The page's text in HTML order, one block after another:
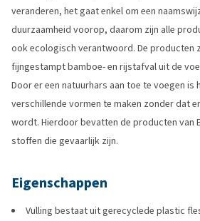
veranderen, het gaat enkel om een
duurzaamheid voorop, daarom zijn alle
ook ecologisch verantwoord. De producten
fijngestampt bamboe- en rijstafval uit de
Door er een natuurhars aan toe te voegen is
verschillende vormen te maken zonder dat
wordt. Hierdoor bevatten de producten van
stoffen die gevaarlijk zijn.
Eigenschappen
Vulling bestaat uit gerecyclede plastic